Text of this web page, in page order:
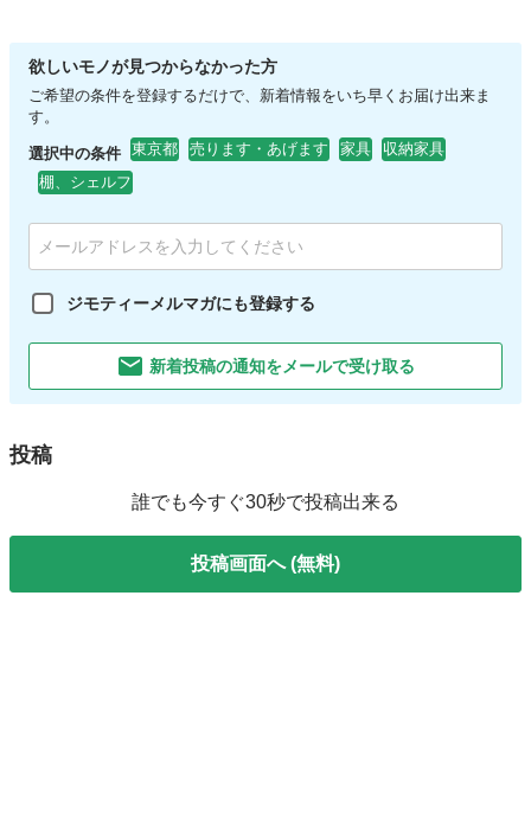
欲しいモノが見つからなかった方
ご希望の条件を登録するだけで、新着情報をいち早くお届け出来ま
す。
選択中の条件 東京都 売ります・あげます 家具
収納家具
棚、シェルフ
ジモティーメルマガにも登録する
新着投稿の通知をメールで受け取る
投稿
誰でも今すぐ30秒で投稿出来る
投稿画面へ (無料)